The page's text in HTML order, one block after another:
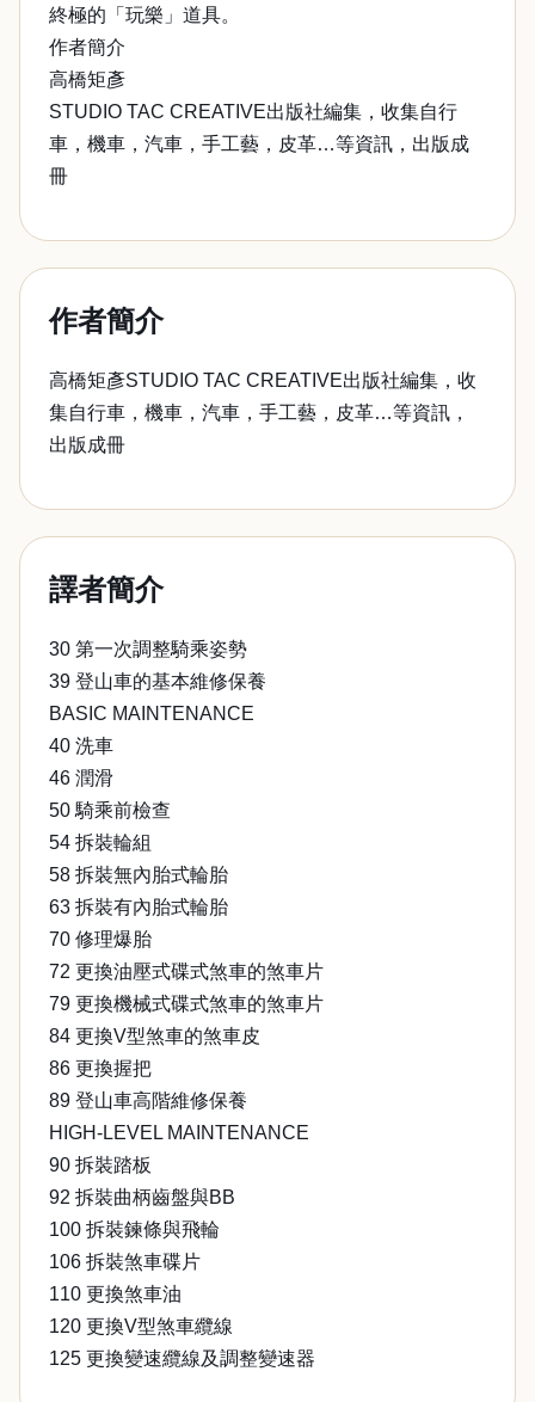
終極的「玩樂」道具。
作者簡介
高橋矩彥
STUDIO TAC CREATIVE出版社編集，收集自行
車，機車，汽車，手工藝，皮革…等資訊，出版成
冊
作者簡介
高橋矩彥STUDIO TAC CREATIVE出版社編集，收
集自行車，機車，汽車，手工藝，皮革…等資訊，
出版成冊
譯者簡介
30 第一次調整騎乘姿勢
39 登山車的基本維修保養
BASIC MAINTENANCE
40 洗車
46 潤滑
50 騎乘前檢查
54 拆裝輪組
58 拆裝無內胎式輪胎
63 拆裝有內胎式輪胎
70 修理爆胎
72 更換油壓式碟式煞車的煞車片
79 更換機械式碟式煞車的煞車片
84 更換V型煞車的煞車皮
86 更換握把
89 登山車高階維修保養
HIGH-LEVEL MAINTENANCE
90 拆裝踏板
92 拆裝曲柄齒盤與BB
100 拆裝鍊條與飛輪
106 拆裝煞車碟片
110 更換煞車油
120 更換V型煞車纜線
125 更換變速纜線及調整變速器